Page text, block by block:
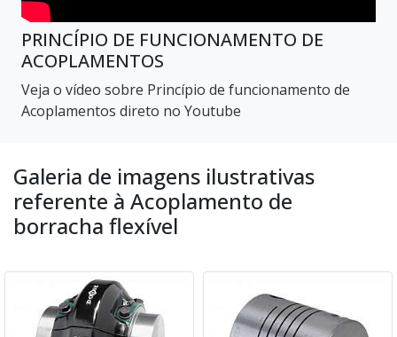
PRINCÍPIO DE FUNCIONAMENTO DE
ACOPLAMENTOS
Veja o vídeo sobre Princípio de funcionamento de
Acoplamentos direto no Youtube
Galeria de imagens ilustrativas
referente à Acoplamento de
borracha flexível